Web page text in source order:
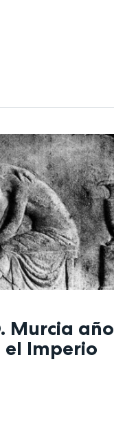
Murcia año
el Imperio